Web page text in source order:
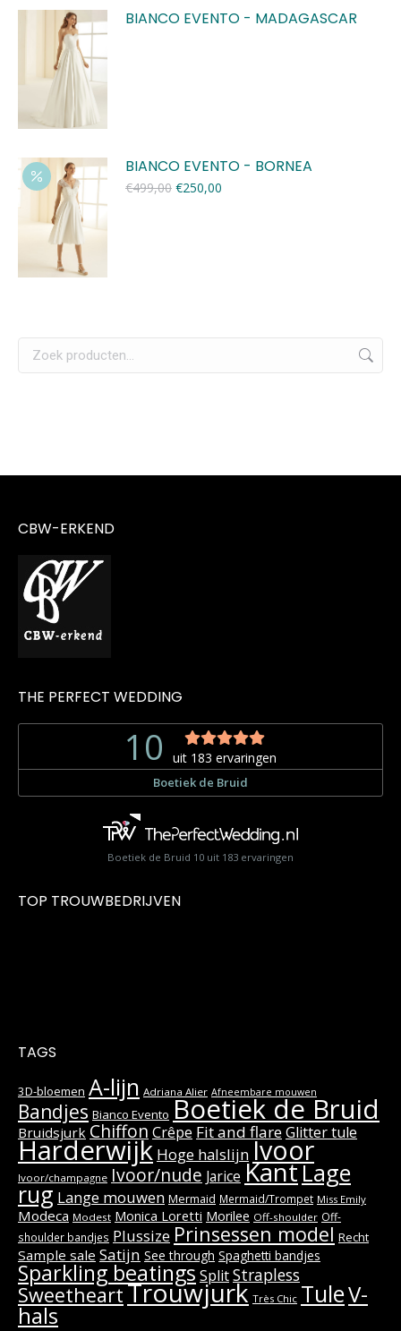
BIANCO EVENTO - MADAGASCAR
BIANCO EVENTO - BORNEA
€499,00 Oorspronkelijke
€250,00
CBW-ERKEND
THE PERFECT WEDDING
Boetiek de Bruid 10 uit 183 ervaringen
TOP TROUWBEDRIJVEN
TAGS
3D-bloemen A-lijn Adriana Alier Afneembare mouwen
Bandjes Bianco Evento Boetiek de Bruid
Bruidsjurk Chiffon Crêpe Fit and flareGlitter tule
Harderwijk Hoge halslijnIvoor
Ivoor/champagne Ivoor/nude Jarice KantLage
rug Lange mouwen Mermaid Mermaid/Trompet Miss Emily
Modeca Modest Monica Loretti Morilee Off-shoulder Off-
shoulder bandjes Plussize Prinsessen model Recht
Sample sale Satijn See through Spaghetti bandjes
Sparkling beatings SplitStrapless
SweetheartTrouwjurk Très Chic TuleV-
hals